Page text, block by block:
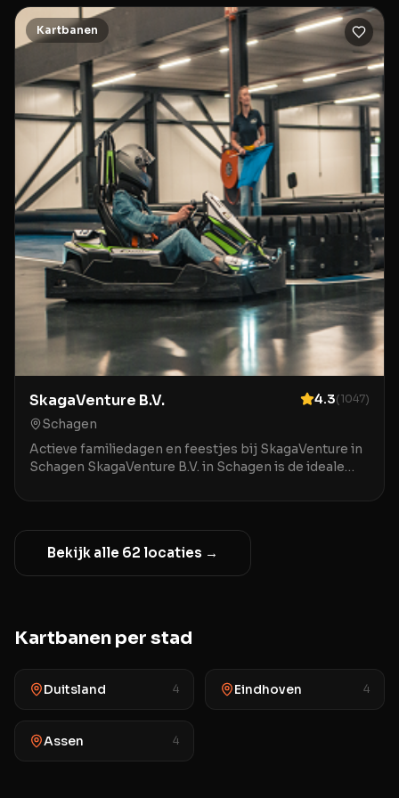
personeel is betrokken en zorgt dat de regels strikt
wor
Kartbanen
SkagaVenture B.V. 4.3(1047)
Schagen
Actieve familiedagen en feestjes bij SkagaVenture in
Schagen SkagaVenture B.V. in Schagen is de ideale
plezier voor jong en oud. Met een breed aanbod van
Bekijk alle 62 locaties →
Kartbanen per stad
Duitsland 4 Eindhoven 4
Assen 4